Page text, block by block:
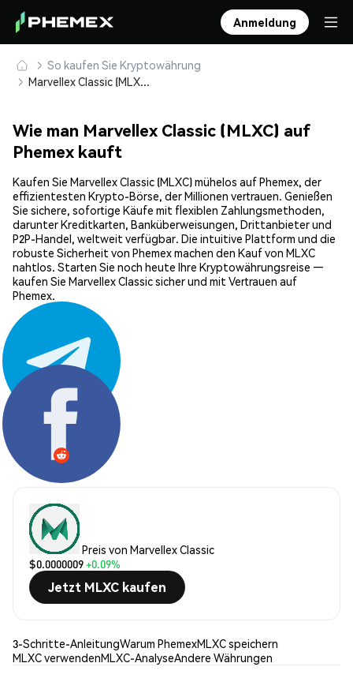
Anmeldung
So kaufen Sie Kryptowährung
Marvellex Classic (MLXC) sicher kaufen und speichern
Wie man Marvellex Classic (MLXC) auf
Phemex kauft
Kaufen Sie Marvellex Classic (MLXC) mühelos auf Phemex, der
effizientesten Krypto-Börse, der Millionen vertrauen. Genießen
Sie sichere, sofortige Käufe mit flexiblen Zahlungsmethoden,
darunter Kreditkarten, Banküberweisungen, Drittanbieter und
P2P-Handel, weltweit verfügbar. Die intuitive Plattform und die
robuste Sicherheit von Phemex machen den Kauf von MLXC
nahtlos. Starten Sie noch heute Ihre Kryptowährungsreise —
kaufen Sie Marvellex Classic sicher und mit Vertrauen auf
Phemex.
Teilen:
Preis von Marvellex Classic
$0.0000009+0.09%
Jetzt MLXC kaufen
3-Schritte-AnleitungWarum PhemexMLXC speichern
MLXC verwendenMLXC-AnalyseAndere Währungen